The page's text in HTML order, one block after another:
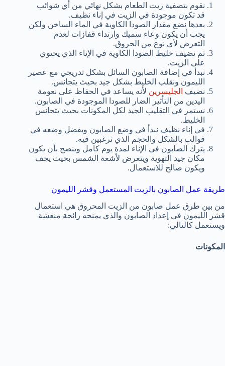
نقوم بتصفية زيت الطعام بشكل نهائي من أي شوائب
قد تكون موجودة في الزيت في إناء نظيف.
بعدها نضع مقدار الصودا الكاوية في الماء الساخن ولكن
يجب أن يكون وعاء سميك وارتداء قفازات لعدم
التعرض لأي نوع من الحروق.
ثم نضيف خليط الصودا الكاوية في الإناء الذي يحتوي
على الزيت.
نبدأ في إضافة الصابون السائل بشكل تدريجي مع عصير
الليمون ونقلب الخليط بشكل جيد بحيث يتجانس.
نضيف الجليسرين لأنه يساعد في الحفاظ على نعومة
اليدين من التأثير الضار للصودا الموجودة في الصابون.
نستمر في التقليب الجيد لكل المكونات بحيث يتجانس
الخليط.
في إناء نظيف نبدأ في وضع الصابون ويفضل وضعه في
قوالب بالشكل والحجم الذي ترغبين فيه.
يترك الصابون في الإناء لمدة يوم كامل وينصح بأن يكون
مكان جيد التهوية ويتعرض لأشعة الشمس بحيث يجف
ويكون صالح للاستعمال.
طريقة عمل الصابون بالزيت المستعمل وقشر الليمون
من بين طرق عمل صابون من الزيت المحروق هي استعمال
قشر الليمون في إعداد الصابون والذي يمنحه رائحة منعشة
ويستعمل كالتالي:
المكونات